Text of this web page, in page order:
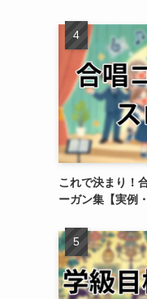
これで決まり！
ーガン集【実例